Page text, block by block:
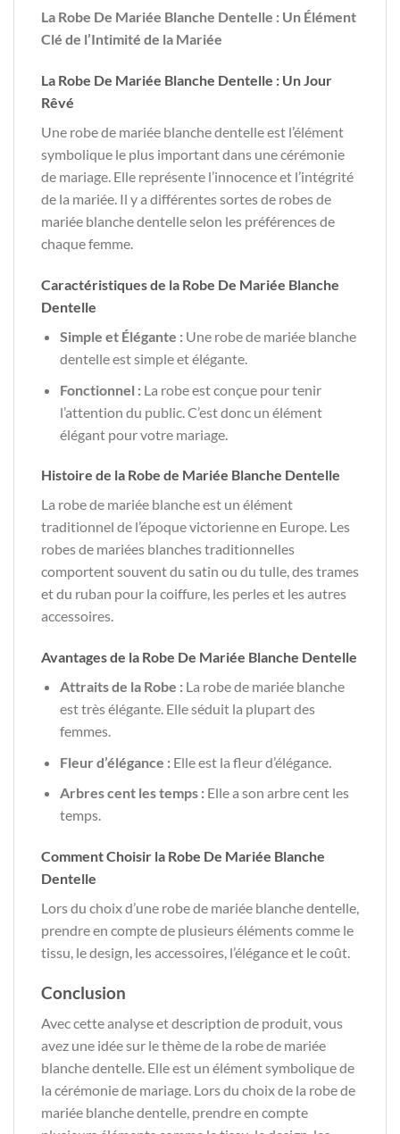
La Robe De Mariée Blanche Dentelle : Un Élément
Clé de l’Intimité de la Mariée
La Robe De Mariée Blanche Dentelle : Un Jour
Rêvé
Une robe de mariée blanche dentelle est l’élément
symbolique le plus important dans une cérémonie
de mariage. Elle représente l’innocence et l’intégrité
de la mariée. Il y a différentes sortes de robes de
mariée blanche dentelle selon les préférences de
chaque femme.
Caractéristiques de la Robe De Mariée Blanche
Dentelle
Simple et Élégante :Une robe de mariée blanche
dentelle est simple et élégante.
Fonctionnel :La robe est conçue pour tenir
l’attention du public. C’est donc un élément
élégant pour votre mariage.
Histoire de la Robe de Mariée Blanche Dentelle
La robe de mariée blanche est un élément
traditionnel de l’époque victorienne en Europe. Les
robes de mariées blanches traditionnelles
comportent souvent du satin ou du tulle, des trames
et du ruban pour la coiffure, les perles et les autres
accessoires.
Avantages de la Robe De Mariée Blanche Dentelle
Attraits de la Robe :La robe de mariée blanche
est très élégante. Elle séduit la plupart des
femmes.
Fleur d’élégance :Elle est la fleur d’élégance.
Arbres cent les temps :Elle a son arbre cent les
temps.
Comment Choisir la Robe De Mariée Blanche
Dentelle
Lors du choix d’une robe de mariée blanche dentelle,
prendre en compte de plusieurs éléments comme le
tissu, le design, les accessoires, l’élégance et le coût.
Conclusion
Avec cette analyse et description de produit, vous
avez une idée sur le thème de la robe de mariée
blanche dentelle. Elle est un élément symbolique de
la cérémonie de mariage. Lors du choix de la robe de
mariée blanche dentelle, prendre en compte